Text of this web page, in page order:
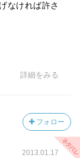
なければ許さ
詳細をみる
フォロー
2013.01.17